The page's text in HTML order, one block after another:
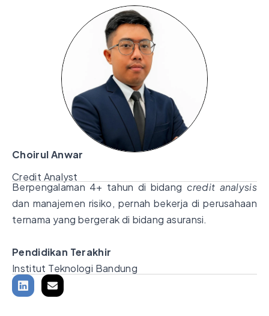
Choirul Anwar
Credit Analyst
Berpengalaman 4+ tahun di bidang credit analysis
dan manajemen risiko, pernah bekerja di perusahaan
ternama yang bergerak di bidang asuransi.
Pendidikan Terakhir
Institut Teknologi Bandung